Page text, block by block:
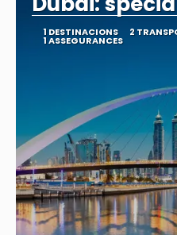
1 DESTINACIONS 2
1 ASSEGURANCES